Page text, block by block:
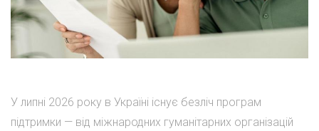
У липні 2026 року в Україні існує безліч програм
підтримки — від міжнародних гуманітарних організацій